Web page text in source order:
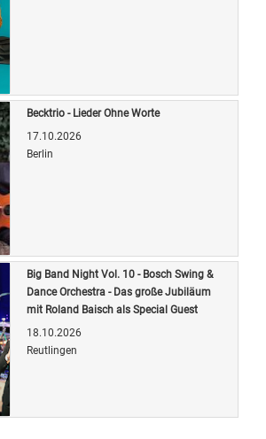
Becktrio - Lieder Ohne Worte
17.10.2026
Berlin
Big Band Night Vol. 10 - Bosch Swing &
Dance Orchestra - Das große Jubiläum
mit Roland Baisch als Special Guest
18.10.2026
Reutlingen